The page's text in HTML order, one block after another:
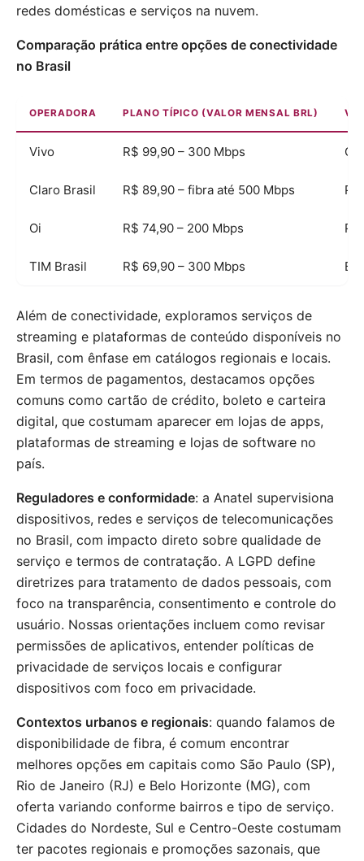
redes domésticas e serviços na nuvem.
Comparação prática entre opções de conectividade
no Brasil
OPERADORA PLANO TÍPICO (VALOR MENSAL BRL)
Vivo R$ 99,90 – 300 Mbps
Claro Brasil R$ 89,90 – fibra até 500 Mbps
Oi R$ 74,90 – 200 Mbps
TIM Brasil R$ 69,90 – 300 Mbps
Além de conectividade, exploramos serviços de
streaming e plataformas de conteúdo disponíveis no
Brasil, com ênfase em catálogos regionais e locais.
Em termos de pagamentos, destacamos opções
comuns como cartão de crédito, boleto e carteira
digital, que costumam aparecer em lojas de apps,
plataformas de streaming e lojas de software no
país.
Reguladores e conformidade: a Anatel supervisiona
dispositivos, redes e serviços de telecomunicações
no Brasil, com impacto direto sobre qualidade de
serviço e termos de contratação. A LGPD define
diretrizes para tratamento de dados pessoais, com
foco na transparência, consentimento e controle do
usuário. Nossas orientações incluem como revisar
permissões de aplicativos, entender políticas de
privacidade de serviços locais e configurar
dispositivos com foco em privacidade.
Contextos urbanos e regionais: quando falamos de
disponibilidade de fibra, é comum encontrar
melhores opções em capitais como São Paulo (SP),
Rio de Janeiro (RJ) e Belo Horizonte (MG), com
oferta variando conforme bairros e tipo de serviço.
Cidades do Nordeste, Sul e Centro-Oeste costumam
ter pacotes regionais e promoções sazonais, que